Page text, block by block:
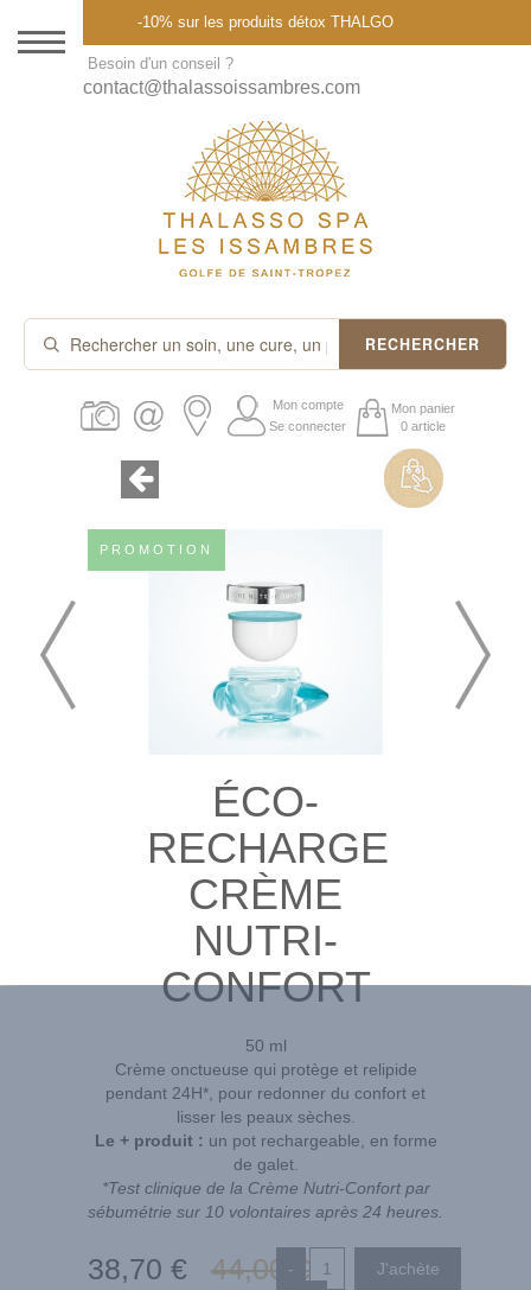
DESTINATION
THALASSO SPA
CURES ET FORFAITS
SOINS À LA CARTE
ABONNEMENTS
PROMOS
-10% sur les produits détox THALGO
Besoin d'un conseil ?
contact@thalassoissambres.com
RECHERCHER
Mon compte
Se connecter
Mon panier
0 article
PROMOTION
ÉCO-
RECHARGE
CRÈME
NUTRI-
CONFORT
50 ml
Crème onctueuse qui protège et relipide
pendant 24H*, pour redonner du confort et
lisser les peaux sèches.
Le + produit : un pot rechargeable, en forme
de galet.
*Test clinique de la Crème Nutri-Confort par
sébumétrie sur 10 volontaires après 24 heures.
38,70 € 44,00 €
-